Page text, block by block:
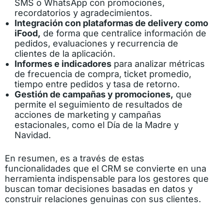
SMS o WhatsApp con promociones,
recordatorios y agradecimientos.
Integración con plataformas de delivery como
iFood, de forma que centralice información de
pedidos, evaluaciones y recurrencia de
clientes de la aplicación.
Informes e indicadores para analizar métricas
de frecuencia de compra, ticket promedio,
tiempo entre pedidos y tasa de retorno.
Gestión de campañas y promociones, que
permite el seguimiento de resultados de
acciones de marketing y campañas
estacionales, como el Día de la Madre y
Navidad.
En resumen, es a través de estas
funcionalidades que el CRM se convierte en una
herramienta indispensable para los gestores que
buscan tomar decisiones basadas en datos y
construir relaciones genuinas con sus clientes.